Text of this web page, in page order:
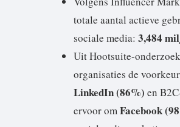
totale aantal actieve
sociale media: 3,484
Uit Hootsuite-
organisaties de
LinkedIn (86%) en
ervoor omFacebook